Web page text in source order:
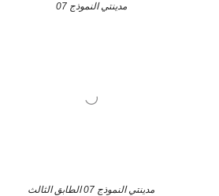
مدينتي النموذج 07
مدينتي النموذج 07 الطابق الثالث